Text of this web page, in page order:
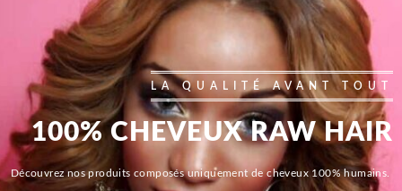
LA QUALITÉ AVANT TOUT
100% CHEVEUX RAW HAIR
Découvrez nos produits composés uniquement de cheveux 100% humains.